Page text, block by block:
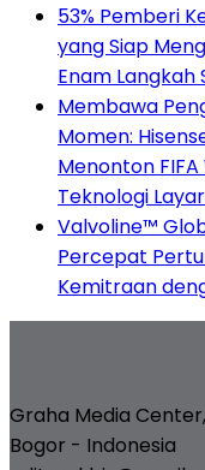
53% Pemberi
yang Siap
Enam
Membawa
Momen:
Menonton
Teknologi
Valvoline™
Percepat
Kemitraan
Graha Media Center,
Bogor - Indonesia